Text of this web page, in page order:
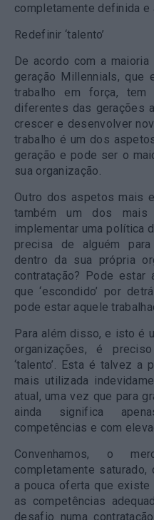
completamente definida e
Redefinir ‘talento’
De acordo com a
geração Millennials, que
trabalho em força, tem
diferentes das gerações
crescer e desenvolver
trabalho é um dos
geração e pode ser o
sua organização.
Outro dos aspetos mais
também um dos
implementar uma política
precisa de alguém
dentro da sua própria
contratação? Pode estar
que ‘escondido’ por
pode estar aquele
Para além disso, e isto é
organizações, é
‘talento’. Esta é talvez a
mais utilizada
atual, uma vez que para
ainda significa
competências e com
Convenhamos, o
completamente saturado,
a pouca oferta que
as competências
desafio numa